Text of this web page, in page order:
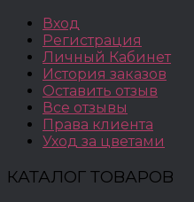
Вход
Регистрация
Личный Кабинет
История заказов
Оставить отзыв
Все отзывы
Права клиента
Уход за цветами
КАТАЛОГ ТОВАРОВ